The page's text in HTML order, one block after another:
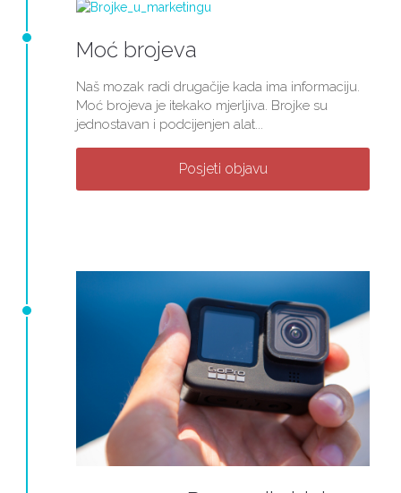
Moć brojeva
Naš mozak radi drugačije kada ima informaciju.
Moć brojeva je itekako mjerljiva. Brojke su
jednostavan i podcijenjen alat...
Posjeti objavu